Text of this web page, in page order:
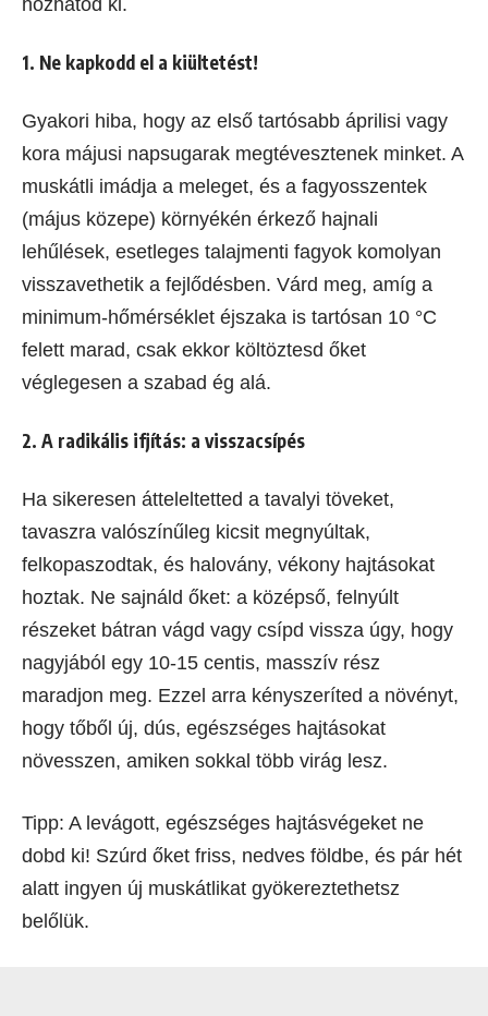
hozhatod ki.
1. Ne kapkodd el a kiültetést!
Gyakori hiba, hogy az első tartósabb áprilisi vagy
kora májusi napsugarak megtévesztenek minket. A
muskátli imádja a meleget, és a fagyosszentek
(május közepe) környékén érkező hajnali
lehűlések, esetleges talajmenti fagyok komolyan
visszavethetik a fejlődésben. Várd meg, amíg a
minimum-hőmérséklet éjszaka is tartósan 10 °C
felett marad, csak ekkor költöztesd őket
véglegesen a szabad ég alá.
2. A radikális ifjítás: a visszacsípés
Ha sikeresen átteleltetted a tavalyi töveket,
tavaszra valószínűleg kicsit megnyúltak,
felkopaszodtak, és halovány, vékony hajtásokat
hoztak. Ne sajnáld őket: a középső, felnyúlt
részeket bátran vágd vagy csípd vissza úgy, hogy
nagyjából egy 10-15 centis, masszív rész
maradjon meg. Ezzel arra kényszeríted a növényt,
hogy tőből új, dús, egészséges hajtásokat
növesszen, amiken sokkal több virág lesz.
Tipp: A levágott, egészséges hajtásvégeket ne
dobd ki! Szúrd őket friss, nedves földbe, és pár hét
alatt ingyen új muskátlikat gyökereztethetsz
belőlük.